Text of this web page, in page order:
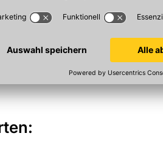
wird, kann der Gärtner auch die
das Unkraut entfernen. Zudem kann
Die Düngung ist auch
danach muss nur noch